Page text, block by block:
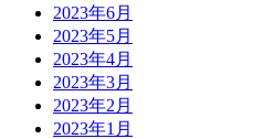
2023年6月
2023年5月
2023年4月
2023年3月
2023年2月
2023年1月